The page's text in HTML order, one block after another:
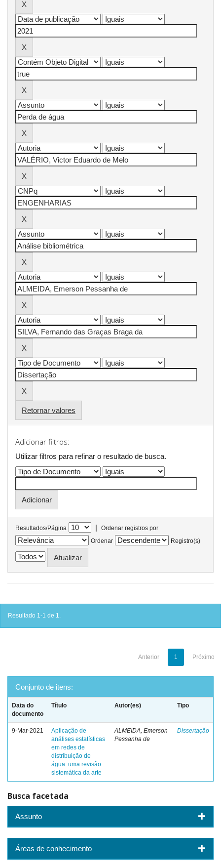
Retornar valores
Adicionar filtros:
Utilizar filtros para refinar o resultado de busca.
Resultados/Página |
Ordenar registros por
Ordenar
Registro(s)
Resultado 1-1 de 1.
Anterior 1 Próximo
Conjunto de itens:
Data do
documento
Título Autor(es) Tipo
9-Mar-2021
Aplicação de
análises estatísticas
em redes de
distribuição de
água: uma revisão
sistemática da arte
ALMEIDA, Emerson
Pessanha de
Dissertação
Busca facetada
Assunto
Áreas de conhecimento